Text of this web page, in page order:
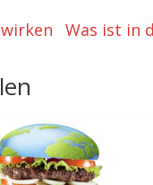
Was ist in